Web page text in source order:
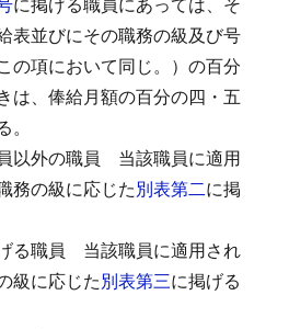
表並びにその職務の級及び号
の項において同じ。）の百分
は、俸給月額の百分の四・五
以外の職員
当該職員に適用
務の級に応じた別表第二に掲
る職員
当該職員に適用され
級に応じた別表第三に掲げる